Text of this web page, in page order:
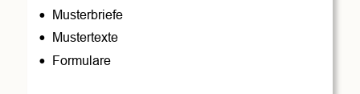
• Musterbriefe
• Mustertexte
• Formulare